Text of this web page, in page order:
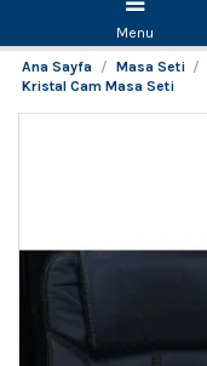
Menu
Ana Sayfa
Masa Seti
Kristal Cam Masa Seti